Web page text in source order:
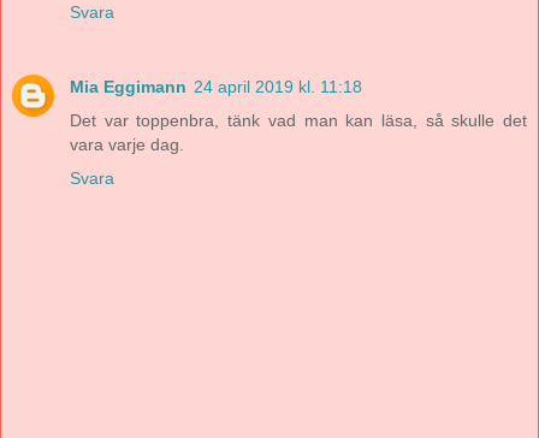
Svara
Mia Eggimann 24 april 2019 kl. 11:18
Det var toppenbra, tänk vad man kan läsa, så skulle det
vara varje dag.
Svara